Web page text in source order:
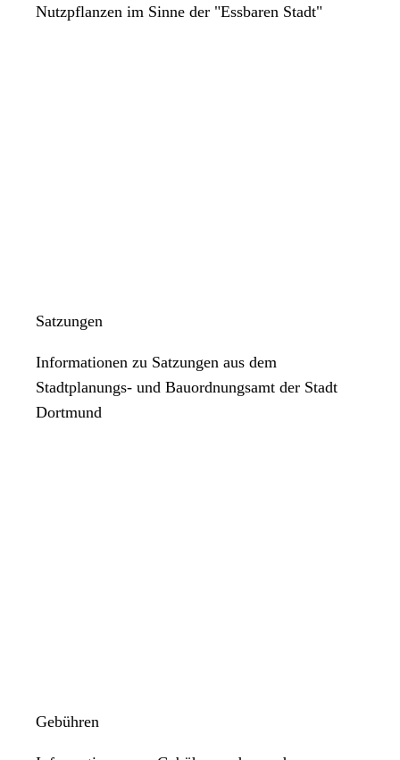
Nutzpflanzen im Sinne der "Essbaren Stadt"
Satzungen
Informationen zu Satzungen aus dem
Stadtplanungs- und Bauordnungsamt der Stadt
Dortmund
Gebühren